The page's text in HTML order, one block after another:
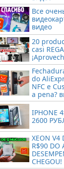
Все
видео
20
casi
do
NFC e
a pena?
IPHONE
2600
XEON V4
R$90 DO